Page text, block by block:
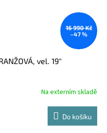
16 990 Kč
–47 %
vel. 19"
Na externím skladě
Do košíku